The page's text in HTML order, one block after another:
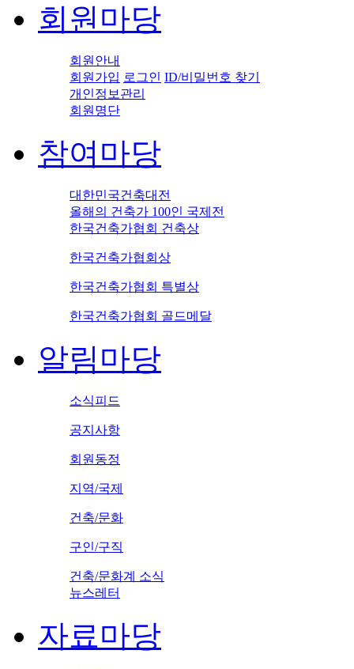
회원마당
회원안내
회원가입 로그인 ID/비밀번호 찾기
개인정보관리
회원명단
참여마당
대한민국건축대전
올해의 건축가 100인 국제전
한국건축가협회 건축상
한국건축가협회상
한국건축가협회 특별상
한국건축가협회 골드메달
알림마당
소식피드
공지사항
회원동정
지역/국제
건축/문화
구인/구직
건축/문화계 소식
뉴스레터
자료마당